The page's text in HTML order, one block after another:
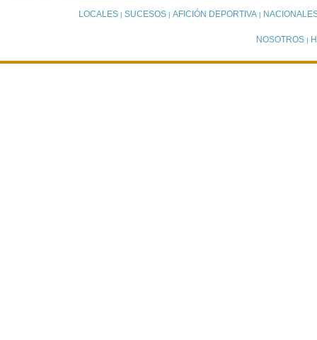
LOCALES| SUCESOS| AFICIÓN DEPORTIVA|
NOSOTROS |